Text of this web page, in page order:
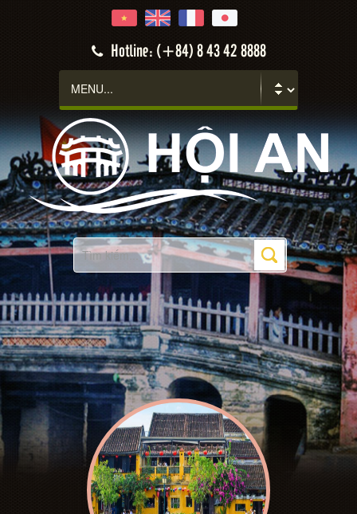
Hotline: (+84) 8 43 42 8888